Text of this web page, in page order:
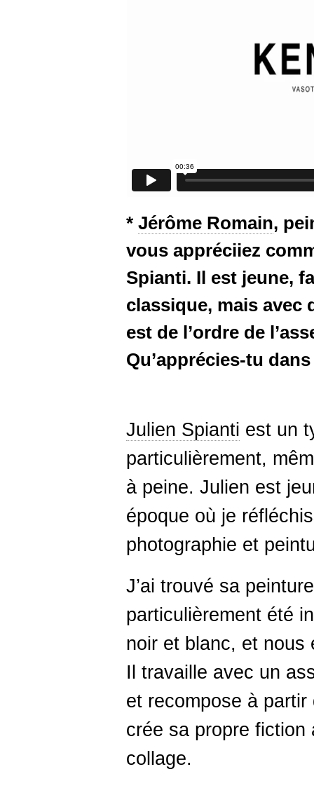
* Jérôme Romain,
vous appréciiez
Spianti. Il est jeune,
classique, mais avec
est de l’ordre de
Qu’apprécies-tu
Julien Spianti est un
particulièrement,
à peine. Julien est
époque où je
photographie et
J’ai trouvé sa
particulièrement été
noir et blanc, et nous
Il travaille avec un
et recompose à
crée sa propre fiction
collage.